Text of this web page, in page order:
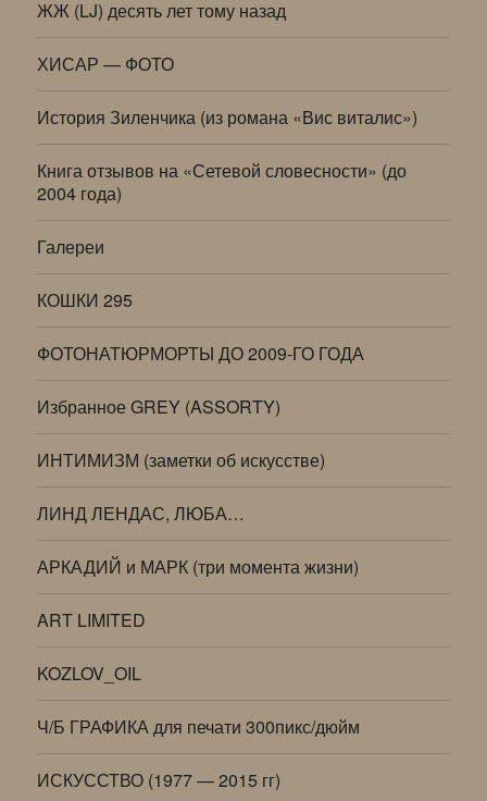
ЖЖ (LJ) десять лет тому назад
ХИСАР — ФОТО
История Зиленчика (из романа «Вис виталис»)
Книга отзывов на «Сетевой словесности» (до
2004 года)
Галереи
КОШКИ 295
ФОТОНАТЮРМОРТЫ ДО 2009-ГО ГОДА
Избранное GREY (ASSORTY)
ИНТИМИЗМ (заметки об искусстве)
ЛИНД ЛЕНДАС, ЛЮБА…
АРКАДИЙ и МАРК (три момента жизни)
ART LIMITED
KOZLOV_OIL
Ч/Б ГРАФИКА для печати 300пикс/дюйм
ИСКУССТВО (1977 — 2015 гг)